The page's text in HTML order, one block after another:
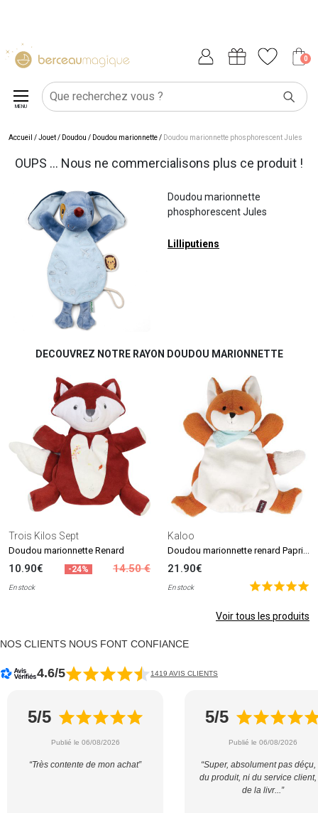
0
MENU
Accueil /Jouet/ Doudou / Doudou marionnette/ Doudou marionnette phosphorescent Jules
OUPS ... Nous ne commercialisons plus ce produit !
Doudou marionnette
phosphorescent Jules
Lilliputiens
DECOUVREZ NOTRE RAYON DOUDOU MARIONNETTE
Trois Kilos Sept
Doudou marionnette Renard
10.90€ -24% 14.50 €
En stock
Kaloo
21.90€
En stock
Voir tous les produits
NOS CLIENTS NOUS FONT CONFIANCE
4.6/5 1419 AVIS CLIENTS
5/5
Publié le 06/08/2026
“Très contente de mon achat”
5/5
Publié le 06/08/2026
“Super, absolument pas déçu,
du produit, ni du service
de la livr...”